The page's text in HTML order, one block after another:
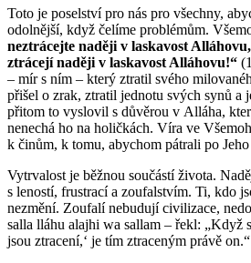
Toto je poselství pro nás pro všechny,
odolnější, když čelíme problémům.
neztrácejte naději v laskavost
ztrácejí naději v laskavost Alláhovu!“
– mír s ním – který ztratil svého
přišel o zrak, ztratil jednotu svých synů a
přitom to vyslovil s důvěrou v Alláha,
nenechá ho na holičkách. Víra ve
k činům, k tomu, abychom pátrali po Jeho
Vytrvalost je běžnou součástí života.
s leností, frustrací a zoufalstvím. Ti, kdo
nezmění. Zoufalí nebudují civilizace,
salla lláhu alajhi wa sallam – řekl: „Když
jsou ztracení,‘ je tím ztraceným právě on.“